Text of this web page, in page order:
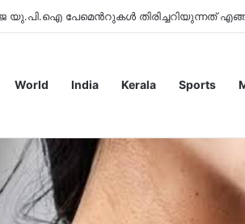
World India Kerala Sports